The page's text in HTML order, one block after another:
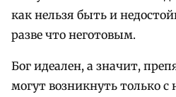
как нельзя быть и
разве что неготовым.
Бог идеален, а значит,
могут возникнуть только